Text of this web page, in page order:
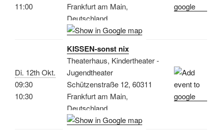
11:00
Frankfurt am Main,
Deutschland
Di. 12th Okt.
09:30
10:30
KISSEN-sonst nix
Theaterhaus, Kindertheater -
Jugendtheater
Schützenstraße 12, 60311
Frankfurt am Main,
Deutschland